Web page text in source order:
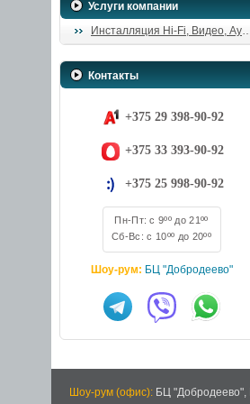
Услуги компании
Инсталляция Hi-Fi, Видео, Аудио
Контакты
+375 29 398-90-92
+375 33 393-90-92
+375 25 998-90-92
Пн-Пт: с 9ºº до 21ºº
Сб-Вс: с 10ºº до 20ºº
Шоу-рум: БЦ "Добродеево"
Шоу-рум (офис): БЦ "Добродеево",